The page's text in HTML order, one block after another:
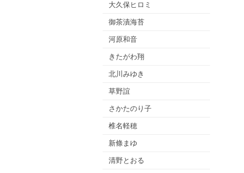
大久保ヒロミ
御茶漬海苔
河原和音
きたがわ翔
北川みゆき
草野誼
さかたのり子
椎名軽穂
新條まゆ
清野とおる